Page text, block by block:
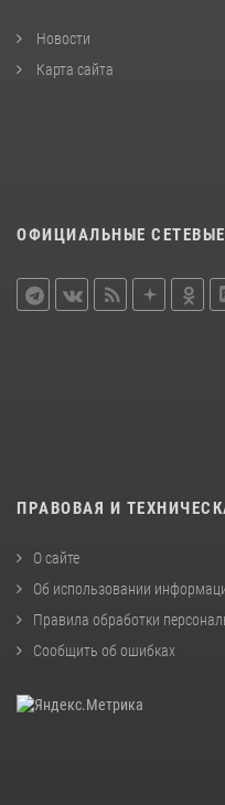
Новости
Карта сайта
ОФИЦИАЛЬНЫЕ
ПРАВОВАЯ И
О сайте
Об использовании
Правила обработки
Сообщить об ошибках